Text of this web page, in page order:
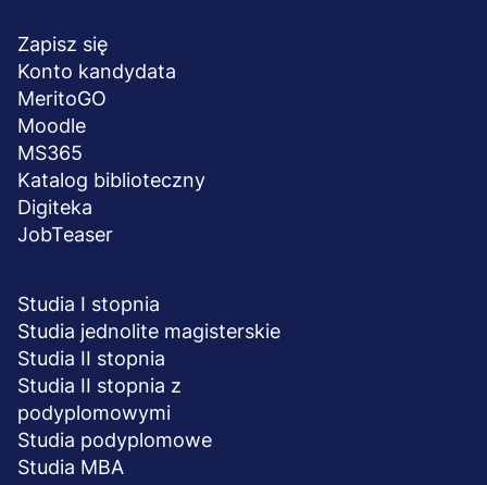
stopka
Zapisz się
Konto kandydata
MeritoGO
Moodle
MS365
Katalog biblioteczny
Digiteka
JobTeaser
Studia I stopnia
Studia jednolite magisterskie
Studia II stopnia
Studia II stopnia z
podyplomowymi
Studia podyplomowe
Studia MBA